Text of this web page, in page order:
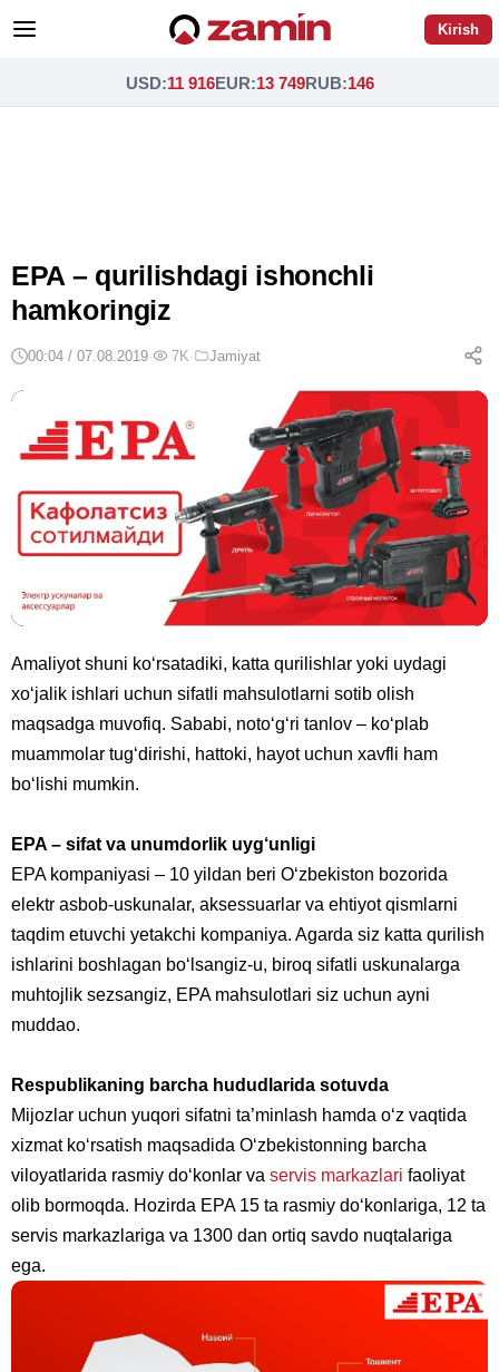
Kirish
USD:11 916EUR:13 749RUB:146
EPA – qurilishdagi ishonchli
hamkoringiz
00:04 / 07.08.2019· 7K· Jamiyat
Amaliyot shuni ko‘rsatadiki, katta qurilishlar yoki uydagi
xo‘jalik ishlari uchun sifatli mahsulotlarni sotib olish
maqsadga muvofiq. Sababi, noto‘g‘ri tanlov – ko‘plab
muammolar tug‘dirishi, hattoki, hayot uchun xavfli ham
bo‘lishi mumkin.
EPA – sifat va unumdorlik uyg‘unligi
EPA kompaniyasi – 10 yildan beri O‘zbekiston bozorida
elektr asbob-uskunalar, aksessuarlar va ehtiyot qismlarni
taqdim etuvchi yetakchi kompaniya. Agarda siz katta qurilish
ishlarini boshlagan bo‘lsangiz-u, biroq sifatli uskunalarga
muhtojlik sezsangiz, EPA mahsulotlari siz uchun ayni
muddao.
Respublikaning barcha hududlarida sotuvda
Mijozlar uchun yuqori sifatni ta’minlash hamda o‘z vaqtida
xizmat ko‘rsatish maqsadida O‘zbekistonning barcha
viloyatlarida rasmiy do‘konlar va servis markazlari faoliyat
olib bormoqda. Hozirda EPA 15 ta rasmiy do‘konlariga, 12 ta
servis markazlariga va 1300 dan ortiq savdo nuqtalariga
ega.